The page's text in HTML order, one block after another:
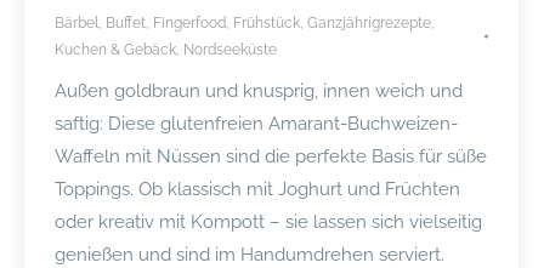
Bärbel, Buffet, Fingerfood, Frühstück, Ganzjährigrezepte,
Kuchen & Gebäck, Nordseeküste
Außen goldbraun und knusprig, innen weich und
saftig: Diese glutenfreien Amarant-Buchweizen-
Waffeln mit Nüssen sind die perfekte Basis für süße
Toppings. Ob klassisch mit Joghurt und Früchten
oder kreativ mit Kompott – sie lassen sich vielseitig
genießen und sind im Handumdrehen serviert.